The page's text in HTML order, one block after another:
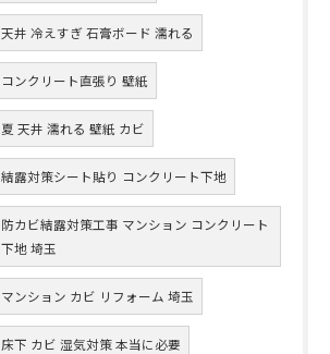
天井 冷えすぎ 石膏ボード 濡れる
コンクリート直張り 壁紙
夏 天井 濡れる 壁紙 カビ
結露対策シート貼り コンクリート下地
防カビ結露対策工事 マンション コンクリート
下地 埼玉
マンション カビ リフォーム 埼玉
床下 カビ 湿気対策 本当に必要